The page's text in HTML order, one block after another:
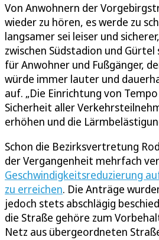
Von Anwohnern der
wieder zu hören, es werde zu
langsamer sei leiser und
zwischen Südstadion und
für Anwohner und Fußgänger,
würde immer lauter und
auf. „Die Einrichtung von
Sicherheit aller
erhöhen und die
Schon die Bezirksvertretung
der Vergangenheit mehrfach
Geschwindigkeitsreduzierung
zu erreichen. Die Anträge
jedoch stets abschlägig
die Straße gehöre zum
Netz aus übergeordneten